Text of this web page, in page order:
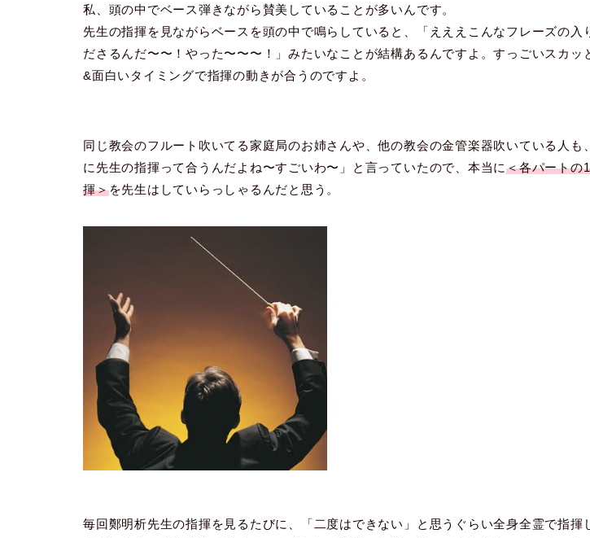
私、頭の中でベース弾きながら賛美していることが多いんです。
先生の指揮を見ながらベースを頭の中で鳴らしていると、「えええこんなフレーズの入
ださるんだ〜〜！やった〜〜〜！」みたいなことが結構あるんですよ。すっごいスカッ
&面白いタイミングで指揮の動きが合うのですよ。
同じ教会のフルート吹いてる家庭局のお姉さんや、他の教会の金管楽器吹いている人も
に先生の指揮って合うんだよね〜すごいわ〜」と言っていたので、本当に＜各パートの
揮＞を先生はしていらっしゃるんだと思う。
毎回鄭明析先生の指揮を見るたびに、「二度はできない」と思うぐらい全身全霊で指揮